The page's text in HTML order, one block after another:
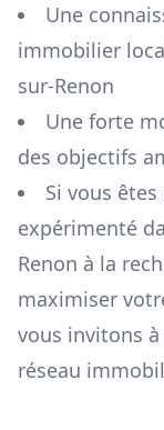
Une
immobilier
sur-Renon
Une forte
des objectifs
Si vous
expérimenté
Renon à la
maximiser
vous invitons
réseau